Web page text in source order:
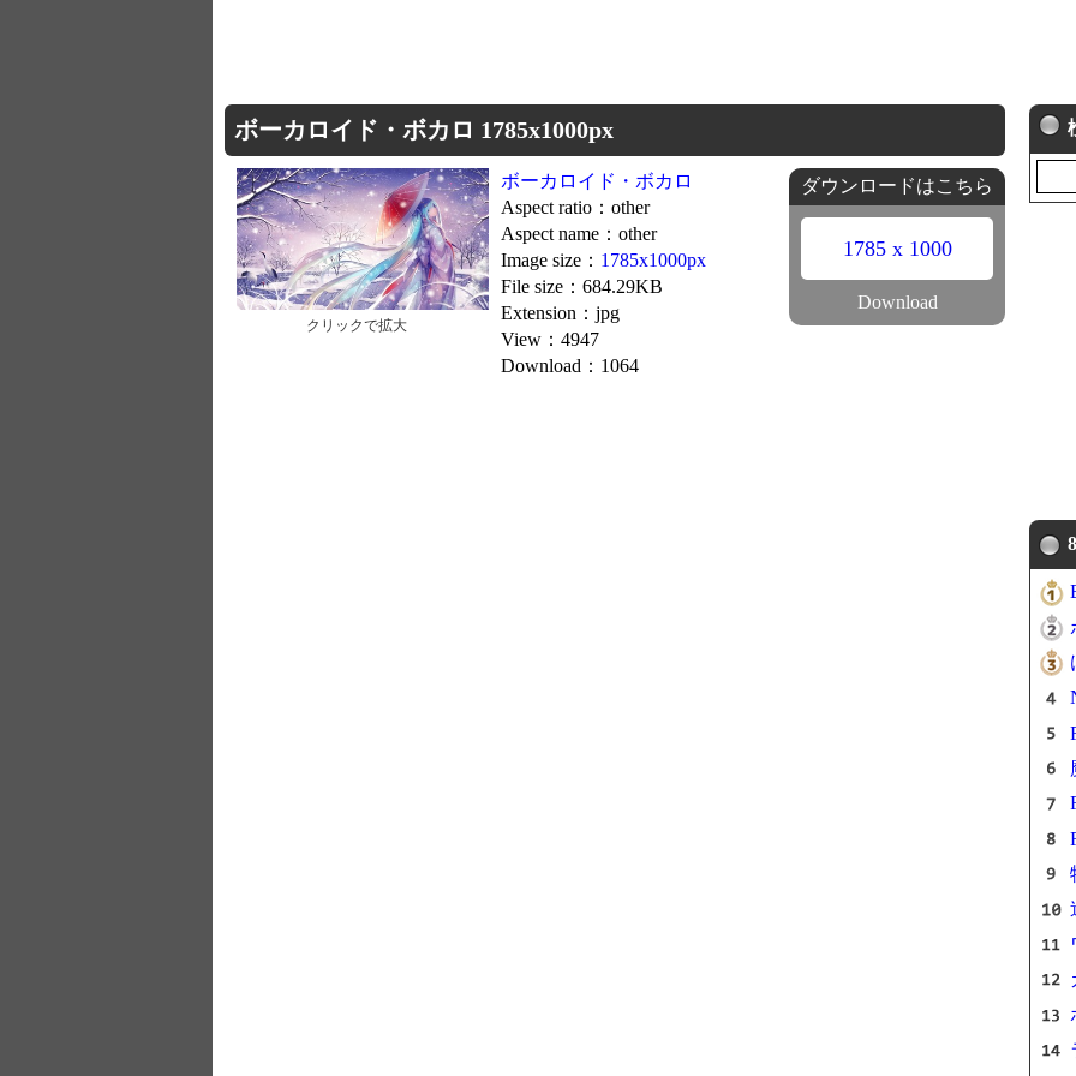
ボーカロイド・ボカロ 1785x1000px
クリックで拡大
ボーカロイド・ボカロ
Aspect ratio：other
Aspect name：other
Image size： 1785x1000px
File size：684.29KB
Extension：jpg
View：4947
Download：1064
ダウンロードはこちら
1785 x 1000
Download